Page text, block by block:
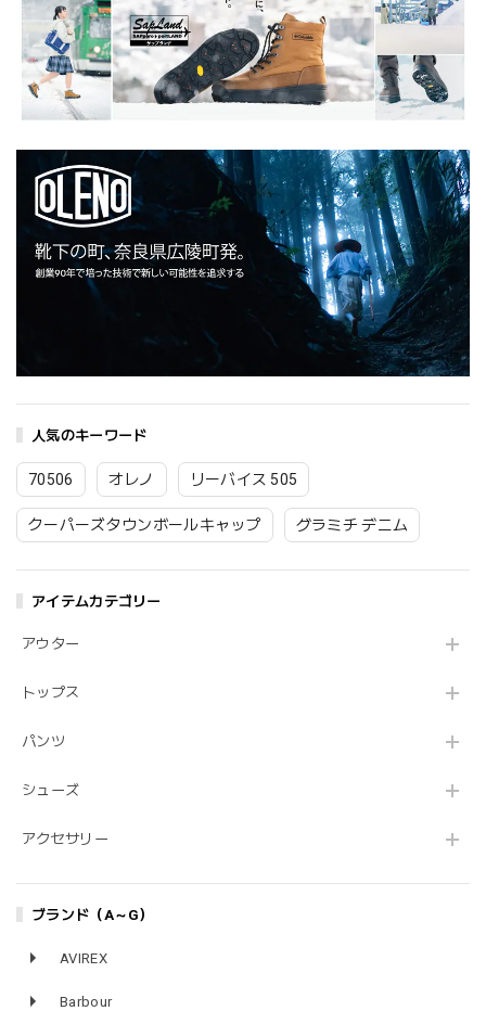
人気のキーワード
70506 オレノ リーバイス 505
クーパーズタウンボールキャップ グラミチ デニム
アイテムカテゴリー
アウター
トップス
パンツ
シューズ
アクセサリー
ブランド（A～G）
AVIREX
Barbour